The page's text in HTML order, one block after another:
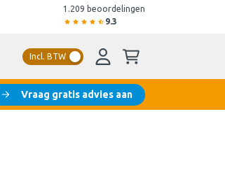
1.209 beoordelingen
9.3
Incl. BTW
Vraag gratis advies aan